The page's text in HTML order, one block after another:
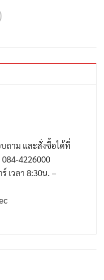
ถาม และสั่งซื้อได้ที่
084-4226000
เวลา 8:30น. –